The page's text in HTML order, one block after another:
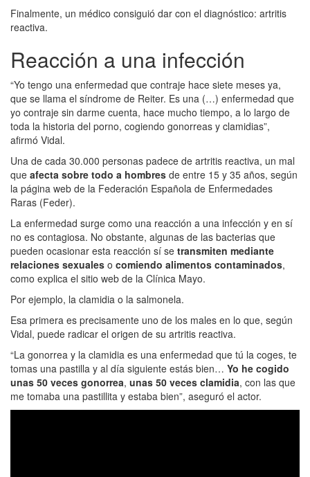
Finalmente, un médico consiguió dar con el diagnóstico: artritis
reactiva.
Reacción a una infección
“Yo tengo una enfermedad que contraje hace siete meses ya,
que se llama el síndrome de Reiter. Es una (…) enfermedad que
yo contraje sin darme cuenta, hace mucho tiempo, a lo largo de
toda la historia del porno, cogiendo gonorreas y clamidias”,
afirmó Vidal.
Una de cada 30.000 personas padece de artritis reactiva, un mal
que afecta sobre todo a hombres de entre 15 y 35 años, según
la página web de la Federación Española de Enfermedades
Raras (Feder).
La enfermedad surge como una reacción a una infección y en sí
no es contagiosa. No obstante, algunas de las bacterias que
pueden ocasionar esta reacción sí se transmiten mediante
relaciones sexuales o comiendo alimentos contaminados,
como explica el sitio web de la Clínica Mayo.
Por ejemplo, la clamidia o la salmonela.
Esa primera es precisamente uno de los males en lo que, según
Vidal, puede radicar el origen de su artritis reactiva.
“La gonorrea y la clamidia es una enfermedad que tú la coges, te
tomas una pastilla y al día siguiente estás bien… Yo he cogido
unas 50 veces gonorrea, unas 50 veces clamidia, con las que
me tomaba una pastillita y estaba bien”, aseguró el actor.